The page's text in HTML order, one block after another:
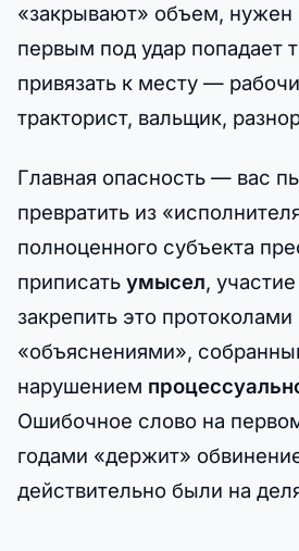
«закрывают» объем, нужен
первым под удар попадает
привязать к месту —
тракторист, вальщик,
Главная опасность — вас
превратить из
полноценного субъекта
приписать умысел,
закрепить это протоколами
«объяснениями»,
нарушением
Ошибочное слово на
годами «держит»
действительно были на